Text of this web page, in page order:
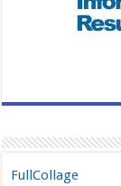
FullCollage